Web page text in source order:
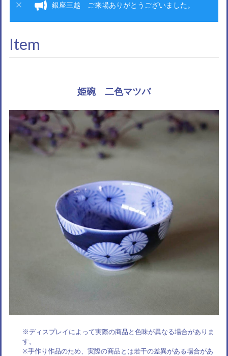
銀座三越 ご来場ありがとうございました。
Item
姫碗 二色マツバ
※ディスプレイによって実際の商品と色味が異なる場合がありま
す。
※手作り作品のため、実際の商品とは若干の差異がある場合があ